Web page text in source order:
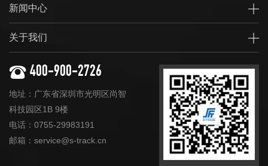
新闻中心
关于我们
400-900-2726
地址：广东省深圳市光明区尚智
科技园区1B 9楼
电话：0755-29983191
邮箱：service@s-track.cn